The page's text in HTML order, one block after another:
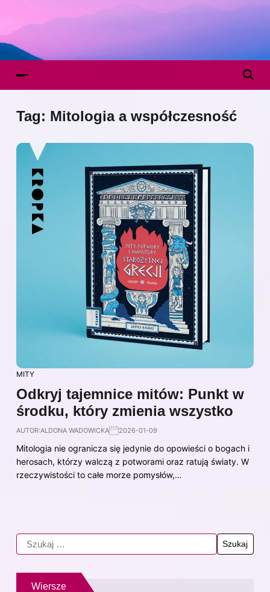
Tag: Mitologia a współczesność
MITY
Odkryj tajemnice mitów: Punkt w
środku, który zmienia wszystko
AUTOR:ALDONA WADOWICKA 2026-01-09
Mitologia nie ogranicza się jedynie do opowieści o bogach i
herosach, którzy walczą z potworami oraz ratują światy. W
rzeczywistości to całe morze pomysłów,…
Wiersze